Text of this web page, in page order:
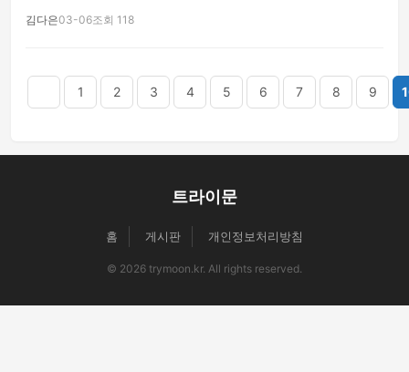
김다은03-06조회 118
1 2 3 4 5 6 7 8 9
트라이문
홈 게시판 개인정보처리방침
© 2026 trymoon.kr. All rights reserved.